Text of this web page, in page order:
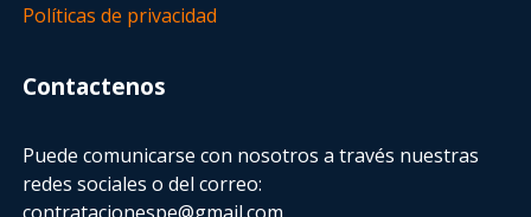
Políticas de privacidad
Contactenos
Puede comunicarse con nosotros a través nuestras
redes sociales o del correo: